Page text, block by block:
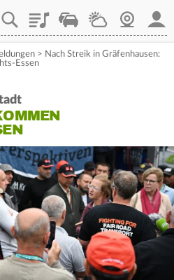
PlaylistStaupilotWetterWebcam
> Nach Streik in Gräfenhausen:
Essen